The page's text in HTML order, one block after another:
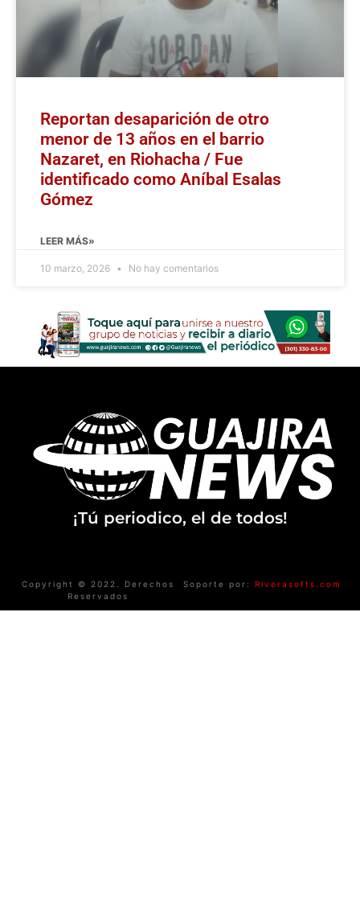
Reportan desaparición de otro
menor de 13 años en el barrio
Nazaret, en Riohacha / Fue
identificado como Aníbal Esalas
Gómez
LEER MÁS»
10 marzo, 2026 No hay comentarios
¡Tú periodico, el de todos!
Copyright © 2022. Derechos
Reservados
Soporte por: Riverasofts.com